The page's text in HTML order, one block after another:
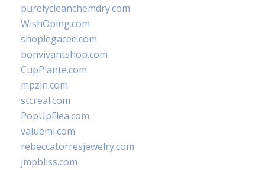
purelycleanchemdry.com
WishOping.com
shoplegacee.com
bonvivantshop.com
CupPlante.com
mpzin.com
stcreal.com
PopUpFlea.com
valueml.com
rebeccatorresjewelry.com
jmpbliss.com